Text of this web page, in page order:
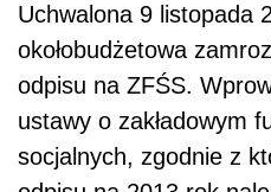
Uchwalona 9 listopada
okołobudżetowa
odpisu na ZFŚS.
ustawy o zakładowym
socjalnych, zgodnie z